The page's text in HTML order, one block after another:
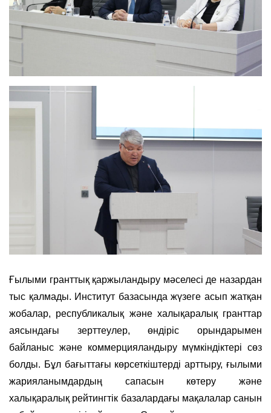
Ғылыми гранттық қаржыландыру мәселесі де назардан
тыс қалмады. Институт базасында жүзеге асып жатқан
жобалар, республикалық және халықаралық гранттар
аясындағы зерттеулер, өндіріс орындарымен
байланыс және коммерцияландыру мүмкіндіктері сөз
болды. Бұл бағыттағы көрсеткіштерді арттыру, ғылыми
жарияланымдардың сапасын көтеру және
халықаралық рейтингтік базалардағы мақалалар санын